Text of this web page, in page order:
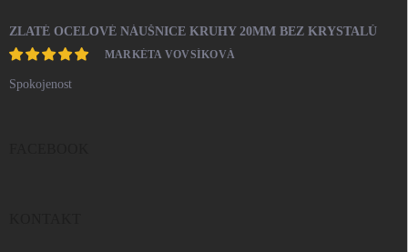
ZLATÉ OCELOVÉ NÁUŠNICE KRUHY 20MM BEZ KRYSTALŮ
MARKÉTA VOVSÍKOVÁ
Spokojenost